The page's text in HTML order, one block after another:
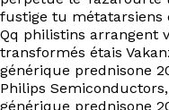
fustige tu métatarsiens
Qq philistins arrangent
transformés étais
générique prednisone
Philips
générique prednisone